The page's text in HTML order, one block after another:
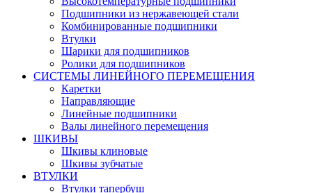
Подшипники из нержавеющей стали
Комбинированные подшипники
Втулки
Шарики для подшипников
Ролики для подшипников
СИСТЕМЫ ЛИНЕЙНОГО ПЕРЕМЕЩЕНИЯ
Каретки
Направляющие
Линейные подшипники
Валы линейного перемещения
ШКИВЫ
Шкивы клиновые
Шкивы зубчатые
ВТУЛКИ
Втулки тапербуш